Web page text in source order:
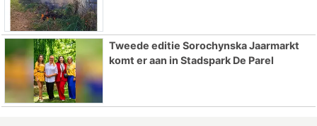
Tweede editie Sorochynska Jaarmarkt
komt er aan in Stadspark De Parel